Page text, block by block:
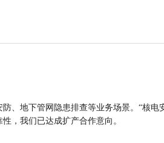
、地下管网隐患排查等业务场景。“核电
，我们已达成扩产合作意向。